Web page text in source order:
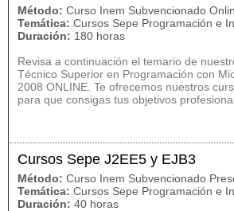
Método: Curso Inem Subvencionado
Temática: Cursos Sepe Programación e
Duración: 180 horas
Revisa a continuación el temario de
Técnico Superior en Programación con
2008 ONLINE. Te ofrecemos nuestros
para que consigas tus objetivos
Cursos Sepe J2EE5 y EJB3
Método: Curso Inem Subvencionado
Temática: Cursos Sepe Programación e
Duración: 40 horas